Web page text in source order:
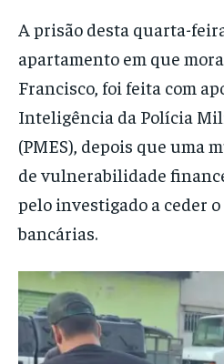
A prisão desta quarta-
apartamento em que
Francisco, foi feita com
Inteligência da Polícia
(PMES), depois que uma
de vulnerabilidade
pelo investigado a ceder
bancárias.